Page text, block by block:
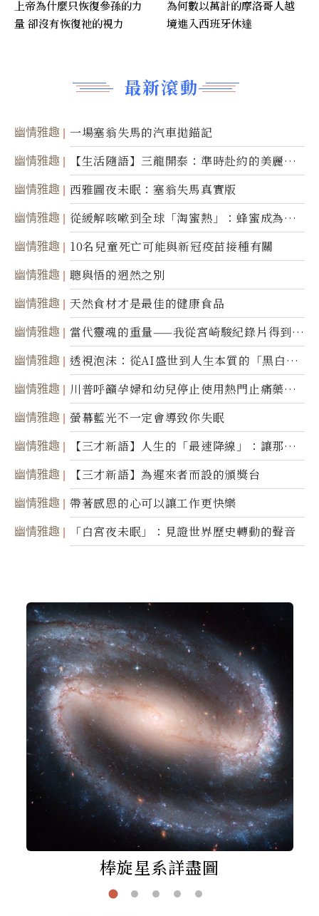
最新滾動
幽情雅趣 一場塞翁失馬的汽車拋錨記
幽情雅趣
【生活隨語】三龍開泰：準時赴約的美麗震
撼
幽情雅趣 西雅圖夜未眠：塞翁失馬真實版
幽情雅趣
從緩解咳嗽到全球「淘蜜熱」：蜂蜜成為健
康產業前沿商品
幽情雅趣 10名兒童死亡可能與新冠疫苗接種有關
幽情雅趣 聰與悟的迥然之別
幽情雅趣 天然食材才是最佳的健康食品
幽情雅趣
當代靈魂的重量——我從宮崎駿紀錄片得到的
省思
幽情雅趣
透視泡沫：從AI盛世到人生本質的「黑白一
瞬」
幽情雅趣
川普呼籲孕婦和幼兒停止使用熱門止痛藥泰
諾
幽情雅趣 螢幕藍光不一定會導致你失眠
幽情雅趣
【三才新語】人生的「最速降線」：讓那道
光，帶你滑向自己
幽情雅趣 【三才新語】為遲來者而設的頒獎台
幽情雅趣 帶著感恩的心可以讓工作更快樂
幽情雅趣 「白宮夜未眠」：見證世界歷史轉動的聲音
上帝為什麼只恢復參孫的力
量 卻沒有恢復祂的視力
為何數以萬計的摩洛哥人越
境進入西班牙休達
棒旋星系詳盡圖